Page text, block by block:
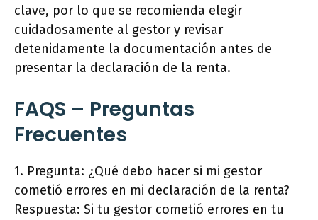
clave, por lo que se recomienda elegir
cuidadosamente al gestor y revisar
detenidamente la documentación antes de
presentar la declaración de la renta.
FAQS – Preguntas
Frecuentes
1. Pregunta: ¿Qué debo hacer si mi gestor
cometió errores en mi declaración de la renta?
Respuesta: Si tu gestor cometió errores en tu